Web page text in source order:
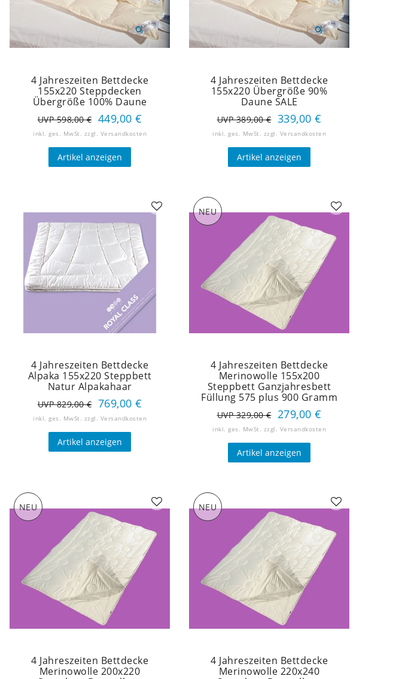
4 Jahreszeiten Bettdecke
155x220 Steppdecken
Übergröße 100% Daune
UVP 598,00 € 449,00 €
inkl. ges. MwSt. zzgl. Versandkosten
Artikel anzeigen
4 Jahreszeiten Bettdecke
155x220 Übergröße 90%
Daune SALE
UVP 389,00 € 339,00 €
inkl. ges. MwSt. zzgl. Versandkosten
Artikel anzeigen
4 Jahreszeiten Bettdecke
Alpaka 155x220 Steppbett
Natur Alpakahaar
UVP 829,00 € 769,00 €
inkl. ges. MwSt. zzgl. Versandkosten
Artikel anzeigen
NEU
4 Jahreszeiten Bettdecke
Merinowolle 155x200
Steppbett Ganzjahresbett
Füllung 575 plus 900 Gramm
UVP 329,00 € 279,00 €
inkl. ges. MwSt. zzgl. Versandkosten
Artikel anzeigen
NEU
4 Jahreszeiten Bettdecke
Merinowolle 200x220
NEU
4 Jahreszeiten Bettdecke
Merinowolle 220x240